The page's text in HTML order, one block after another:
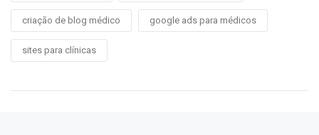
criação de blog médico google ads para médicos
sites para clínicas